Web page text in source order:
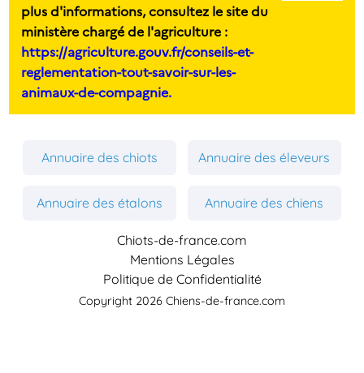
plus d'informations, consultez le site du
ministère chargé de l'agriculture :
https://agriculture.gouv.fr/conseils-et-
reglementation-tout-savoir-sur-les-
animaux-de-compagnie.
Annuaire des chiots Annuaire des éleveurs
Annuaire des étalons Annuaire des chiens
Chiots-de-france.com
Mentions Légales
Politique de Confidentialité
Copyright 2026 Chiens-de-france.com